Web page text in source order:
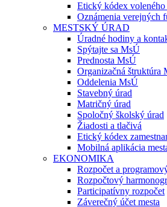
Etický kódex
Oznámenia verejných
MESTSKÝ ÚRAD
Úradné hodiny a
Spýtajte sa MsÚ
Prednosta MsÚ
Organizačná štruktúra
Oddelenia MsÚ
Stavebný úrad
Matričný úrad
Spoločný školský úrad
Žiadosti a tlačivá
Etický kódex
Mobilná aplikácia
EKONOMIKA
Rozpočet a
Rozpočtový
Participatívny rozpočet
Záverečný účet mesta